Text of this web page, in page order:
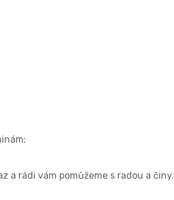
a rádi vám pomůžeme s radou a činy.